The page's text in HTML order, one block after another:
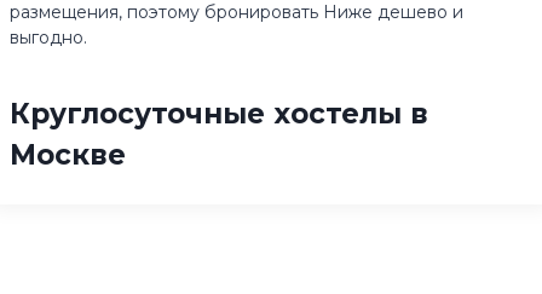
размещения, поэтому бронировать Ниже дешево и
выгодно.
Круглосуточные хостелы в
Москве